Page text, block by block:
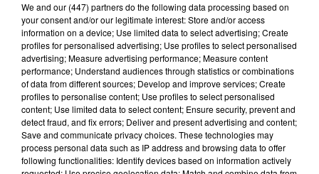
We and our (447) partnersdo the following data processing based on
your consent and/or our legitimate interest: Store and/or access
information on a device; Use limited data to select advertising; Create
profiles for personalised advertising; Use profiles to select personalised
advertising; Measure advertising performance; Measure content
performance; Understand audiences through statistics or combinations
of data from different sources; Develop and improve services; Create
profiles to personalise content; Use profiles to select personalised
content; Use limited data to select content; Ensure security, prevent and
detect fraud, and fix errors; Deliver and present advertising and content;
Save and communicate privacy choices. These technologies may
process personal data such as IP address and browsing data to offer
following functionalities: Identify devices based on information actively